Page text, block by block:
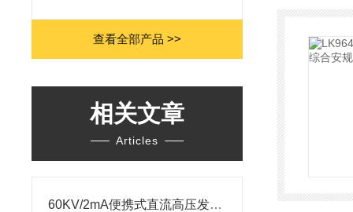
查看全部产品 >>
相关文章
Articles
60KV/2mA便携式直流高压发生器技术要点